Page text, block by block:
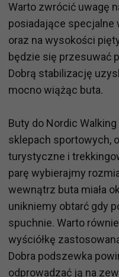
Warto zwrócić uwagę
posiadające specjalne
oraz na wysokości
będzie się przesuwać
Dobrą stabilizację
mocno wiążąc buta.
Buty do Nordic
sklepach sportowych,
turystyczne i
parę wybierajmy
wewnątrz buta miała
unikniemy obtarć gdy
spuchnie. Warto
wyściółkę
Dobra podszewka
odprowadzać ją na